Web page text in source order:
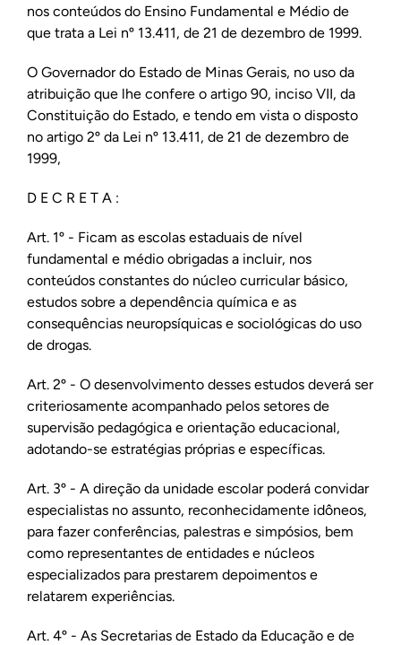
nos conteúdos do Ensino Fundamental e Médio de
que trata a Lei nº 13.411, de 21 de dezembro de 1999.
O Governador do Estado de Minas Gerais, no uso da
atribuição que lhe confere o artigo 90, inciso VII, da
Constituição do Estado, e tendo em vista o disposto
no artigo 2º da Lei nº 13.411, de 21 de dezembro de
1999,
D E C R E T A :
Art. 1º - Ficam as escolas estaduais de nível
fundamental e médio obrigadas a incluir, nos
conteúdos constantes do núcleo curricular básico,
estudos sobre a dependência química e as
consequências neuropsíquicas e sociológicas do uso
de drogas.
Art. 2º - O desenvolvimento desses estudos deverá ser
criteriosamente acompanhado pelos setores de
supervisão pedagógica e orientação educacional,
adotando-se estratégias próprias e específicas.
Art. 3º - A direção da unidade escolar poderá convidar
especialistas no assunto, reconhecidamente idôneos,
para fazer conferências, palestras e simpósios, bem
como representantes de entidades e núcleos
especializados para prestarem depoimentos e
relatarem experiências.
Art. 4º - As Secretarias de Estado da Educação e de